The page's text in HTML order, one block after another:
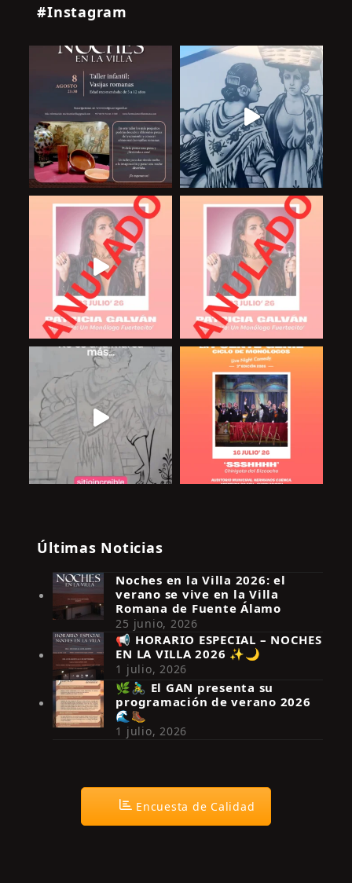
#Instagram
Síguenos en Instagram
Últimas Noticias
Noches en la Villa 2026: el
verano se vive en la Villa
Romana de Fuente Álamo
25 junio, 2026
📢 HORARIO ESPECIAL – NOCHES
EN LA VILLA 2026 ✨🌙
1 julio, 2026
🌿🚴‍♂️ El GAN presenta su
programación de verano 2026
🌊🥾
1 julio, 2026
Encuesta de Calidad